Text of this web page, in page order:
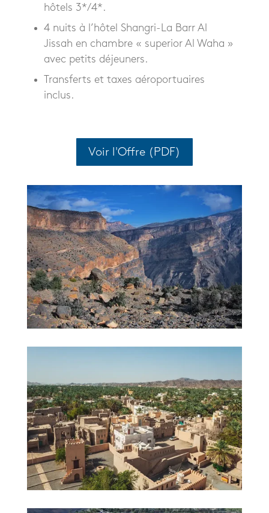
hôtels 3*/4*.
4 nuits à l’hôtel Shangri-La Barr Al
Jissah en chambre « superior Al Waha »
avec petits déjeuners.
Transferts et taxes aéroportuaires
inclus.
Voir l'Offre (PDF)